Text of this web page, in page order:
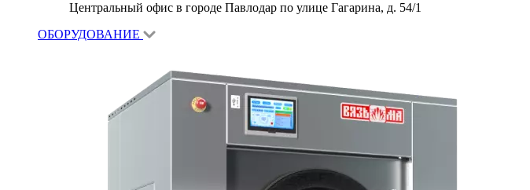
Центральный офис в городе Павлодар по улице Гагарина, д. 54/1
ОБОРУДОВАНИЕ